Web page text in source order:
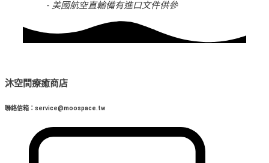
- 美國航空直輸備有進口文件供參
沐空間療癒商店
聯絡信箱：service@moospace.tw